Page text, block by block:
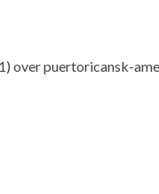
over puertoricansk-